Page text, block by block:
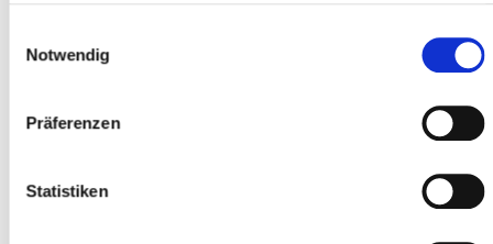
Notwendig
Präferenzen
Statistiken